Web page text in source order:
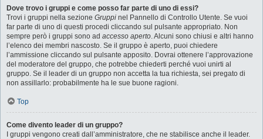
Dove trovo i gruppi e come posso far parte di uno di essi?
Trovi i gruppi nella sezione Gruppi nel Pannello di Controllo Utente. Se vuoi
far parte di uno di questi procedi cliccando sul pulsante appropriato. Non
sempre però i gruppi sono ad accesso aperto. Alcuni sono chiusi e altri hanno
l’elenco dei membri nascosto. Se il gruppo è aperto, puoi chiedere
l’ammissione cliccando sul pulsante apposito. Dovrai ottenere l’approvazione
del moderatore del gruppo, che potrebbe chiederti perché vuoi unirti al
gruppo. Se il leader di un gruppo non accetta la tua richiesta, sei pregato di
non assillarlo: probabilmente ha le sue buone ragioni.
Top
Come divento leader di un gruppo?
I gruppi vengono creati dall’amministratore, che ne stabilisce anche il leader.